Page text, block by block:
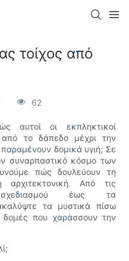
τοίχος από
62
αυτοί οι εκπληκτικοί
το δάπεδο μέχρι την
δομικά υγιή; Σε
συναρπαστικό κόσμο των
πώς δουλεύουν τη
Από τις
σχεδιασμού έως τα
τα μυστικά πίσω
δομές που χαράσσουν την